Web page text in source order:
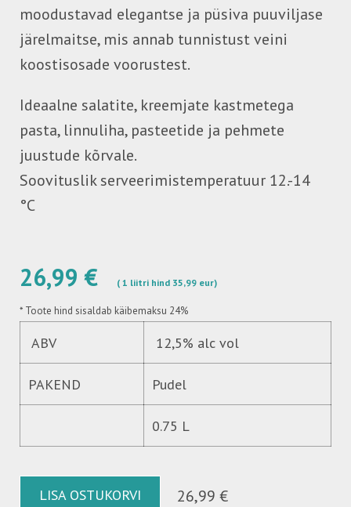
moodustavad elegantse ja püsiva puuviljase
järelmaitse, mis annab tunnistust veini
koostisosade voorustest.
Ideaalne salatite, kreemjate kastmetega
pasta, linnuliha, pasteetide ja pehmete
juustude kõrvale.
Soovituslik serveerimistemperatuur 12.-14
°C
26,99 € ( 1 liitri hind 35,99 eur)
* Toote hind sisaldab käibemaksu 24%
ABV 12,5% alc vol
PAKEND Pudel
0.75 L
LISA OSTUKORVI 26,99 €